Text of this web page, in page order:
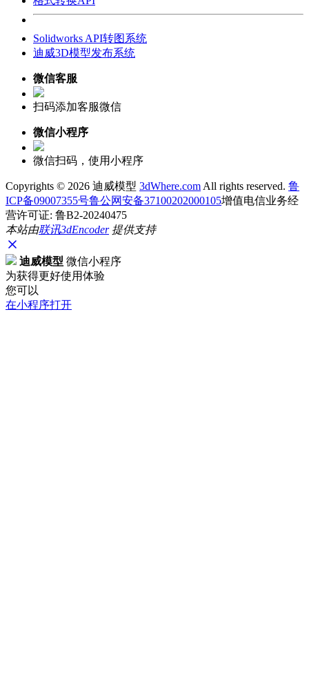
Solidworks API转图系统
迪威3D模型发布系统
微信客服
扫码添加客服微信
微信小程序
微信扫码，使用小程序
Copyrights © 2026 迪威模型 3dWhere.com All rights reserved. 鲁
ICP备09007355号鲁公网安备37100202000105增值电信业务经
营许可证: 鲁B2-20240475
本站由联讯3dEncoder提供支持
迪威模型 微信小程序
为获得更好使用体验
您可以
在小程序打开